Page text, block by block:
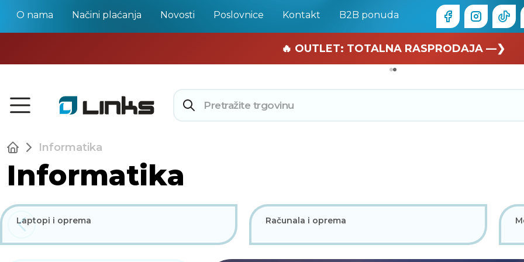
O nama Načini plaćanja Novosti Poslovnice Kontakt B2B ponuda
🏄 Zaslužuješ odmor —❯
🔥 OUTLET: TOTALNA RASPRODAJA —❯
Informatika
Informatika
Laptopi i oprema Računala i oprema